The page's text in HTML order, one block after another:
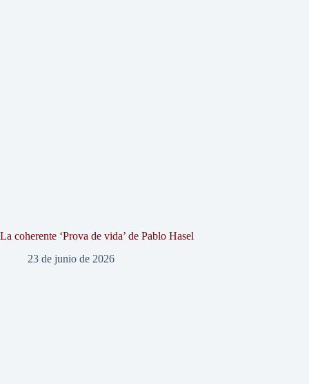
La coherente ‘Prova de vida’ de Pablo Hasel
23 de junio de 2026